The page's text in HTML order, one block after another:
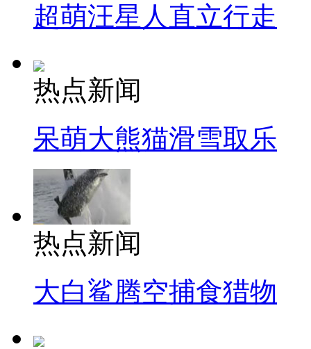
超萌汪星人直立行走
热点新闻
呆萌大熊猫滑雪取乐
热点新闻
大白鲨腾空捕食猎物